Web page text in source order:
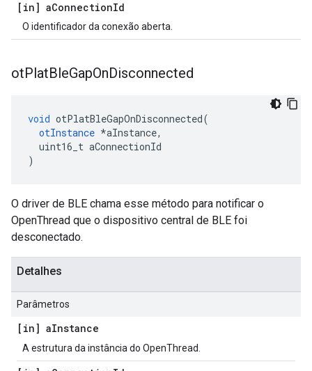
[in] aConnectionId
O identificador da conexão aberta.
otPlatBleGapOnDisconnected
void otPlatBleGapOnDisconnected(
otInstance *aInstance,
uint16_t aConnectionId
)
O driver de BLE chama esse método para notificar o
OpenThread que o dispositivo central de BLE foi
desconectado.
Detalhes
Parâmetros
[in] aInstance
A estrutura da instância do OpenThread.